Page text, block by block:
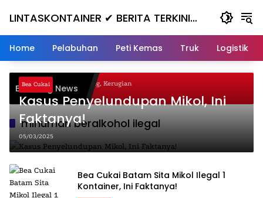
LINTASKONTAINER ✔ BERITA TERKINI
KONTAINER TERBARU HARI INI
Home Pelabuhan Peti Kemas Truk Logistik
Breaking News
Nanjak, Masuk ke Jurang, Kerugian
minuman beralkohol ilegal
Bea Cukai
Kasus Penyelundupan Mikol, Ini
Faktanya!
05/03/2025
Bea Cukai Batam Sita Mikol Ilegal 1
Kontainer, Ini Faktanya!